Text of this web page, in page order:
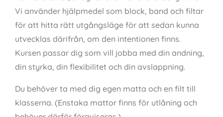
Vi använder hjälpmedel som block, band och filtar
för att hitta rätt utgångsläge för att sedan kunna
utvecklas därifrån, om den intentionen finns.
Kursen passar dig som vill jobba med din andning,
din styrka, din flexibilitet och din avslappning.
Du behöver ta med dig egen matta och en filt till
klasserna. (Enstaka mattor finns för utlåning och
behöver därför föraviseras.)